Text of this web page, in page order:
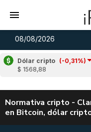
08/08/2026
Dólar cripto (-0,31%)
$ 1568,88
Normativa cripto -
en Bitcoin, dólar